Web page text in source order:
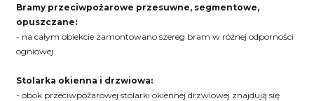
Bramy przeciwpożarowe przesuwne, segmentowe,
opuszczane:
- na całym obiekcie zamontowano szereg bram w różnej odporności
ogniowej
Stolarka okienna i drzwiowa:
- obok przeciwpożarowej stolarki okiennej drzwiowej znajdują się